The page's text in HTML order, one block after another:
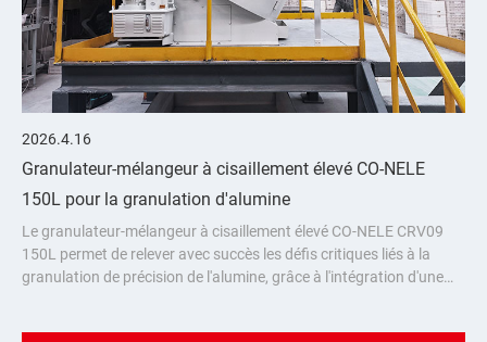
2026.4.16
Granulateur-mélangeur à cisaillement élevé CO-NELE
150L pour la granulation d'alumine
Le granulateur-mélangeur à cisaillement élevé CO-NELE CRV09
150L permet de relever avec succès les défis critiques liés à la
granulation de précision de l'alumine, grâce à l'intégration d'une